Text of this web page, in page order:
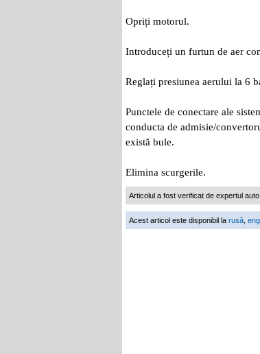
Opriți motorul.
Introduceți un furtun de aer
Reglați presiunea aerului la 6
Punctele de conectare ale
conducta de admisie/
există bule.
Elimina scurgerile.
Articolul a fost verificat de expertul auto
Acest articol este disponibil la rusă